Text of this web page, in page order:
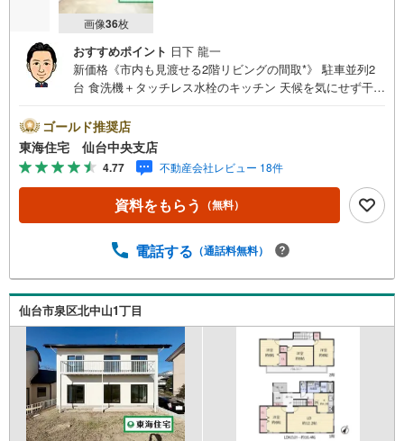
画像36枚
おすすめポイント 日下 龍一
新価格《市内も見渡せる2階リビングの間取*》 駐車並列2
台 食洗機＋タッチレス水栓のキッチン 天候を気にせず干せ
住宅 弊社売主につき仲介手数料不要 *アピールポイント 開
放感ある2階リビングは、市内も見渡せる眺望の良さ シュ
ーズクローク・ファミリークローク・パントリーなど収納
豊富な間取！断熱性能にこだわったZEH水準省エネ住宅 *
ライフインフォメーション 仙台市立中山小学校:徒歩15分
仙台市立中山中学校:徒歩7分ウジエスーパー 中山店:徒歩7
融機関での住宅ローン事前審査を行えます （無料）既存ロ
相談下さい 2.ご来店・ご見学の際に、弊社社員がご自宅ま
で送迎させていただきます ご希望の際は、事前にご予約を
お願い致します
ゴールド推奨店
東海住宅 仙台中央支店
4.77 不動産会社レビュー 18件
資料をもらう （無料）
電話する （通話料無料）
仙台市泉区北中山1丁目